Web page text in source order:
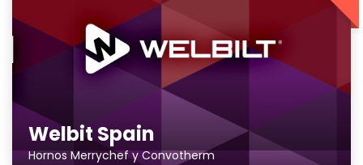
Welbit Spain
Hornos Merrychef y Convotherm